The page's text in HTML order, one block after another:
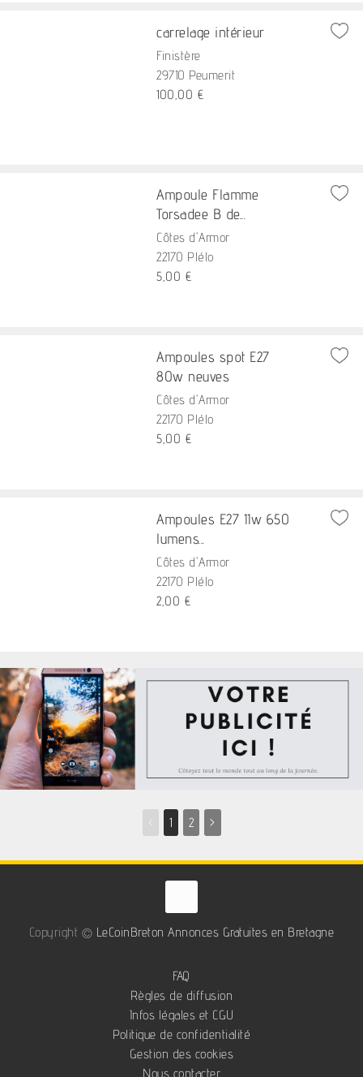
carrelage intérieur
Finistère
29710 Peumerit
100,00 €
Ampoule Flamme
Torsadee B de...
Côtes d'Armor
22170 Plélo
5,00 €
Ampoules spot E27
80w neuves
Côtes d'Armor
22170 Plélo
5,00 €
Ampoules E27 11w 650
lumens...
Côtes d'Armor
22170 Plélo
2,00 €
1 2 >
Copyright © LeCoinBreton Annonces Gratuites en Bretagne
FAQ
Règles de diffusion
Infos légales et CGU
Politique de confidentialité
Gestion des cookies
Nous contacter